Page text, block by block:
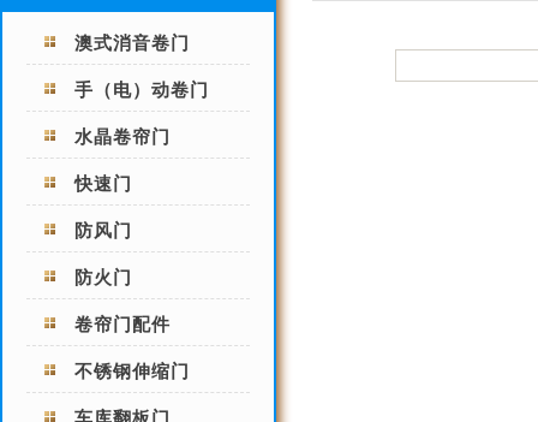
澳式消音卷门
手（电）动卷门
水晶卷帘门
快速门
防风门
防火门
卷帘门配件
不锈钢伸缩门